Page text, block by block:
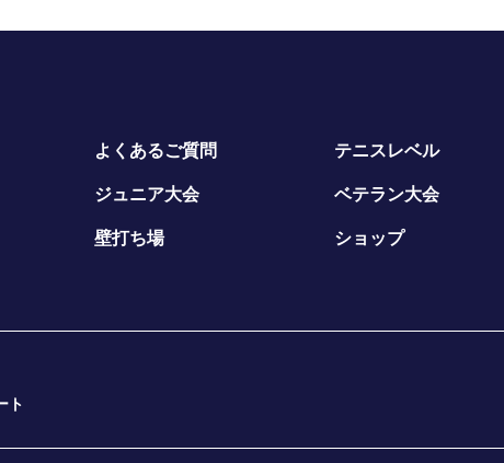
よくあるご質問 テニスレベル
ジュニア大会 ベテラン大会
壁打ち場 ショップ
ト